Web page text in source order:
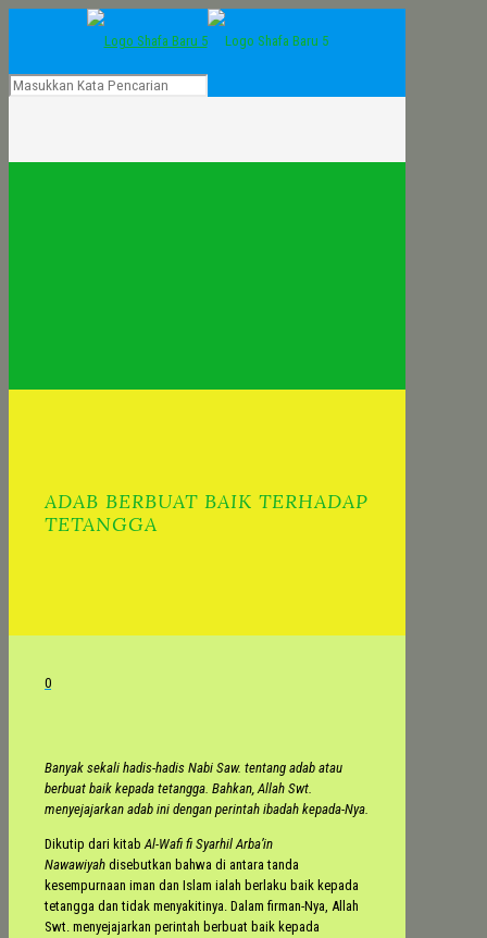
ADAB BERBUAT BAIK TERHADAP
TETANGGA
0
Banyak sekali hadis-hadis Nabi Saw. tentang adab atau
berbuat baik kepada tetangga. Bahkan, Allah Swt.
menyejajarkan adab ini dengan perintah ibadah kepada-Nya.
Dikutip dari kitabAl-Wafi fi Syarhil Arba’in
Nawawiyah disebutkan bahwa di antara tanda
kesempurnaan iman dan Islam ialah berlaku baik kepada
tetangga dan tidak menyakitinya. Dalam firman-Nya, Allah
Swt. menyejajarkan perintah berbuat baik kepada